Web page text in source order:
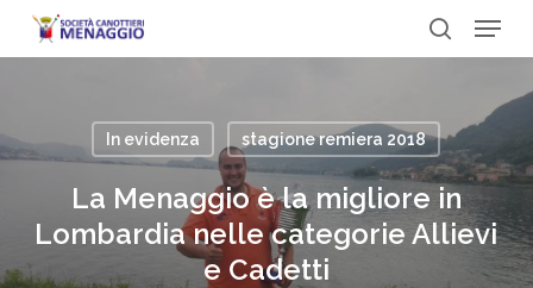
Skip
to
search
Menu
In evidenza stagione remiera 2018
La Menaggio è la migliore in
Lombardia nelle categorie Allievi
e Cadetti
Menu